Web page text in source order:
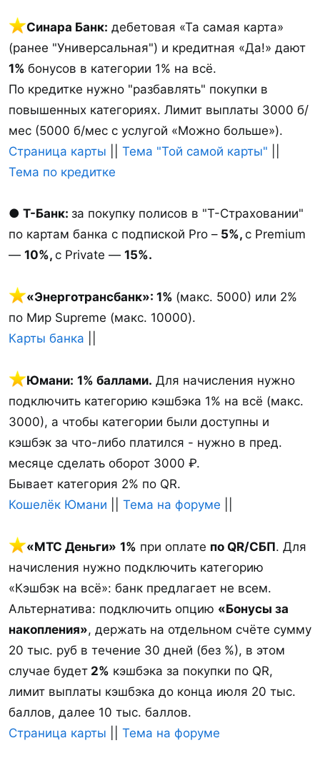
Синара Банк: дебетовая «Та самая карта»
(ранее "Универсальная") и кредитная «Да!» дают
1% бонусов в категории 1% на всё.
По кредитке нужно "разбавлять" покупки в
повышенных категориях. Лимит выплаты 3000 б/
мес (5000 б/мес с услугой «Можно больше»).
Страница карты
Тема "Той самой карты"
Тема по кредитке
● Т-Банк: за покупку полисов в "Т-Cтраховании"
по картам банка с подпиской Pro – 5%, с Premium
— 10%, с Private — 15%.
️«Энерготрансбанк»: 1% (макс. 5000) или 2%
по Мир Supreme (макс. 10000).
Карты банка
️Юмани: 1% баллами. Для начисления нужно
подключить категорию кэшбэка 1% на всё (макс.
3000), а чтобы категории были доступны и
кэшбэк за что-либо платился - нужно в пред.
месяце сделать оборот 3000 ₽.
Бывает категория 2% по QR.
Кошелёк Юмани
Тема на форуме
«МТС Деньги» 1% при оплате по QR/СБП. Для
начисления нужно подключить категорию
«Кэшбэк на всё»: банк предлагает не всем.
Альтернатива: подключить опцию «Бонусы за
накопления», держать на отдельном счёте сумму
20 тыс. руб в течение 30 дней (без %), в этом
случае будет 2% кэшбэка за покупки по QR,
лимит выплаты кэшбэка до конца июля 20 тыс.
баллов, далее 10 тыс. баллов.
Страница карты
Тема на форуме